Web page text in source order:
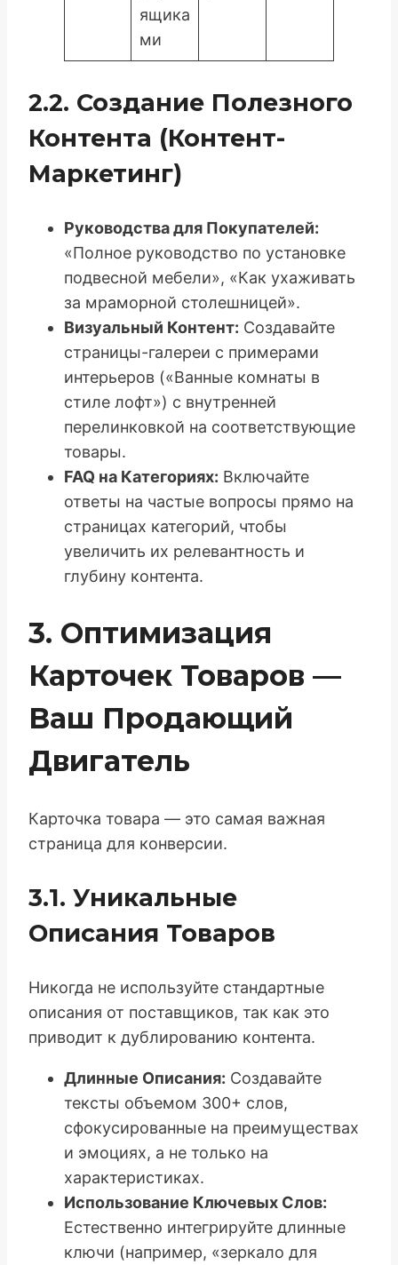
ящика
ми
2.2. Создание Полезного
Контента (Контент-
Маркетинг)
Руководства для Покупателей:
«Полное руководство по установке
подвесной мебели», «Как ухаживать
за мраморной столешницей».
Визуальный Контент: Создавайте
страницы-галереи с примерами
интерьеров («Ванные комнаты в
стиле лофт») с внутренней
перелинковкой на соответствующие
товары.
FAQ на Категориях: Включайте
ответы на частые вопросы прямо на
страницах категорий, чтобы
увеличить их релевантность и
глубину контента.
3. Оптимизация
Карточек Товаров —
Ваш Продающий
Двигатель
Карточка товара — это самая важная
страница для конверсии.
3.1. Уникальные
Описания Товаров
Никогда не используйте стандартные
описания от поставщиков, так как это
приводит к дублированию контента.
Длинные Описания: Создавайте
тексты объемом 300+ слов,
сфокусированные на преимуществах
и эмоциях, а не только на
характеристиках.
Использование Ключевых Слов:
Естественно интегрируйте длинные
ключи (например, «зеркало для